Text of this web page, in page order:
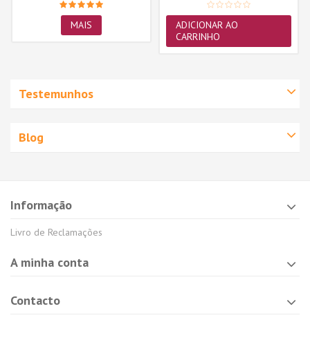
MAIS
ADICIONAR AO
CARRINHO
Testemunhos
Blog
Informação
Livro de Reclamações
A minha conta
Contacto